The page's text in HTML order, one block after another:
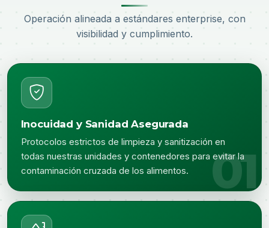
Operación alineada a estándares enterprise, con
visibilidad y cumplimiento.
Inocuidad y Sanidad Asegurada
Protocolos estrictos de limpieza y sanitización en
todas nuestras unidades y contenedores para evitar la
contaminación cruzada de los alimentos.